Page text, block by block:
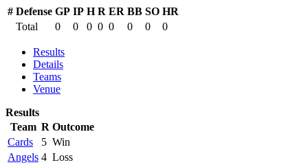
# Defense GP IP H R ER BB SO HR
Total
0 0 0 0 0 0 0 0
Results
Details
Teams
Venue
Results
Team R Outcome
Cards
5 Win
Angels 4 Loss